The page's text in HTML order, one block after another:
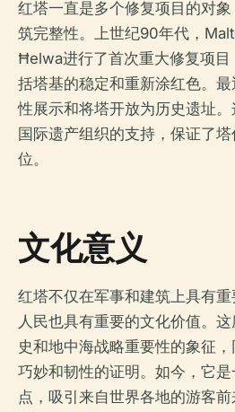
红塔一直是多个修复项目的对
筑完整性。上世纪90年代，
Ħelwa进行了首次重大修复项目
括塔基的稳定和重新涂红色。
性展示和将塔开放为历史遗址
国际遗产组织的支持，保证了
位。
文化意义
红塔不仅在军事和建筑上具有
人民也具有重要的文化价值。
史和地中海战略重要性的象征
巧妙和韧性的证明。如今，它
点，吸引来自世界各地的游客